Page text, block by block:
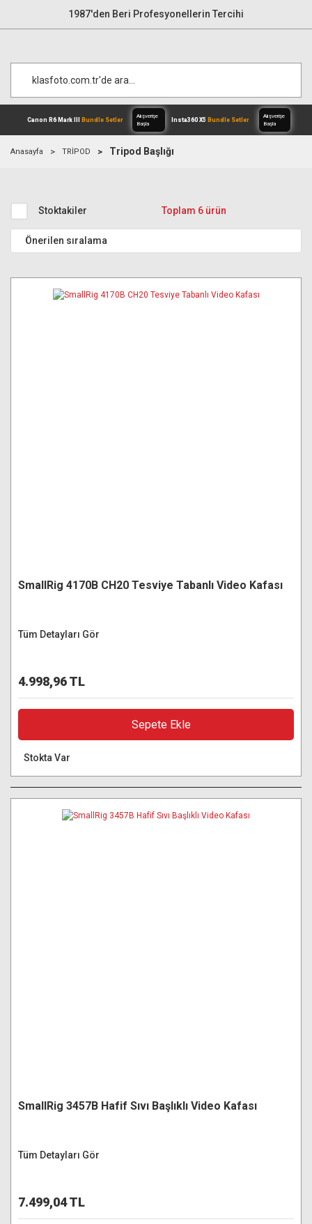
1987'den Beri Profesyonellerin Tercihi
Anasayfa TRİPOD Tripod Başlığı
Stoktakiler Toplam 6 ürün
SmallRig 4170B CH20 Tesviye Tabanlı Video Kafası
Tüm Detayları Gör
4.998,96 TL
Sepete Ekle
Stokta Var
SmallRig 3457B Hafif Sıvı Başlıklı Video Kafası
Tüm Detayları Gör
7.499,04 TL